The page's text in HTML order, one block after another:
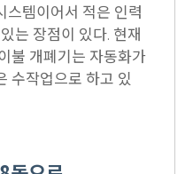
스템이어서 적은 인력
는 장점이 있다. 현재
불 개폐기는 자동화가
수작업으로 하고 있